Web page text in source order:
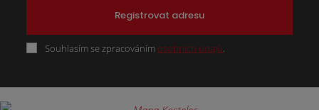
Registrovat adresu
Souhlasím se zpracováním osobních údajů.